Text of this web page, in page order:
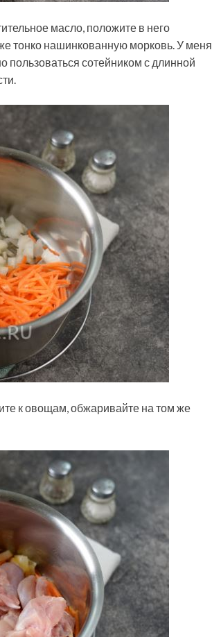
масло, положите в него
тонко нашинкованную морковь. У меня
пользоваться сотейником с длинной
к овощам, обжаривайте на том же